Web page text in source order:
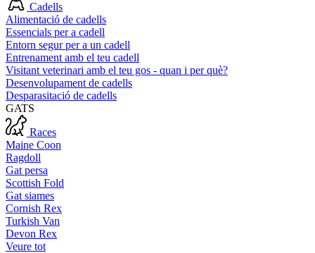
Cadells
Alimentació de cadells
Essencials per a cadell
Entorn segur per a un cadell
Entrenament amb el teu cadell
Visitant veterinari amb el teu gos - quan i per què?
Desenvolupament de cadells
Desparasitació de cadells
GATS
Races
Maine Coon
Ragdoll
Gat persa
Scottish Fold
Gat siames
Cornish Rex
Turkish Van
Devon Rex
Veure tot